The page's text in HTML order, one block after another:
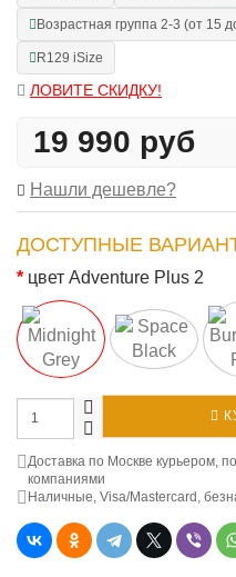
Возрастная группа 2-3 (от 15
R129 iSize
ЛОВИТЕ СКИДКУ!
19 990 руб
Нашли дешевле?
ДОСТУПНЫЕ
цвет Adventure Plus 2
Доставка по Москве курьером,
компаниями
Наличные, Visa/Mastercard,